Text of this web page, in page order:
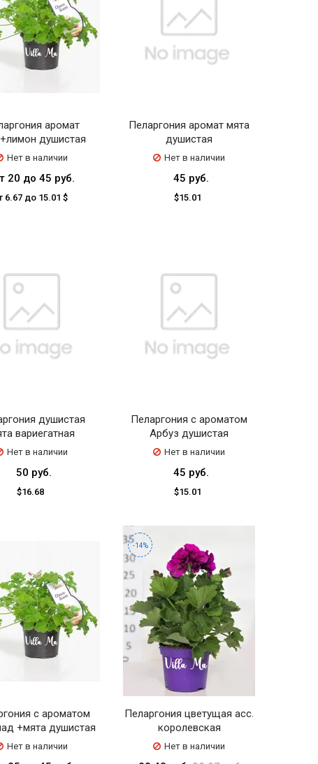
аромат
душистая
Нет в наличии
20 до 45 руб.
6.67 до 15.01 $
Пеларгония аромат мята
душистая
Нет в наличии
45 руб.
$15.01
душистая
вариегатная
Нет в наличии
50 руб.
$16.68
Пеларгония с ароматом
Арбуз душистая
Нет в наличии
45 руб.
$15.01
с ароматом
+мята душистая
Нет в наличии
-14%
Пеларгония цветущая асс.
королевская
Нет в наличии